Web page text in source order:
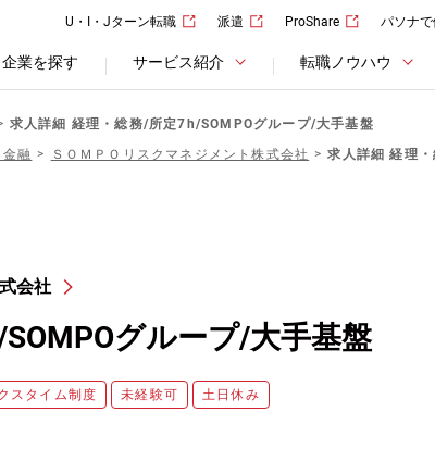
U・I・Jターン転職 派遣 ProShare パソナで
企業を探す サービス紹介 転職ノウハウ
求人詳細 経理・総務/所定7h/SOMPOグループ/大手基盤
金融 ＳＯＭＰＯリスクマネジメント株式会社 求人詳細 経理
会社
グループ/大手基盤
スタイム制度 未経験可 土日休み